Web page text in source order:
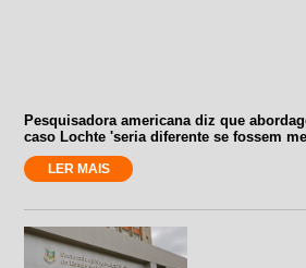
Pesquisadora americana diz que
caso Lochte 'seria diferente se fossem
LER MAIS